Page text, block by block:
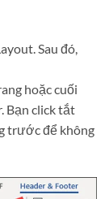
hoặc cuối
Bạn click tắt
trước để không